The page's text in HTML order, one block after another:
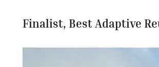
Finalist, Best Adaptive